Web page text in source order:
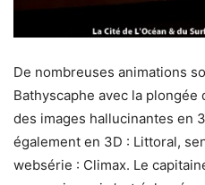
De nombreuses animations
Bathyscaphe avec la
des images hallucinantes en
également en 3D : Littoral,
websérie : Climax. Le